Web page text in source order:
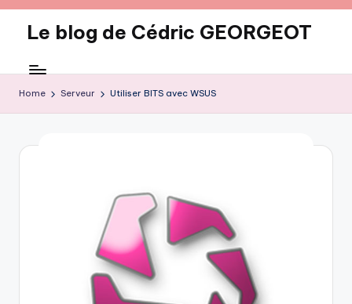
content
Le blog de Cédric GEORGEOT
Home Serveur Utiliser BITS avec WSUS